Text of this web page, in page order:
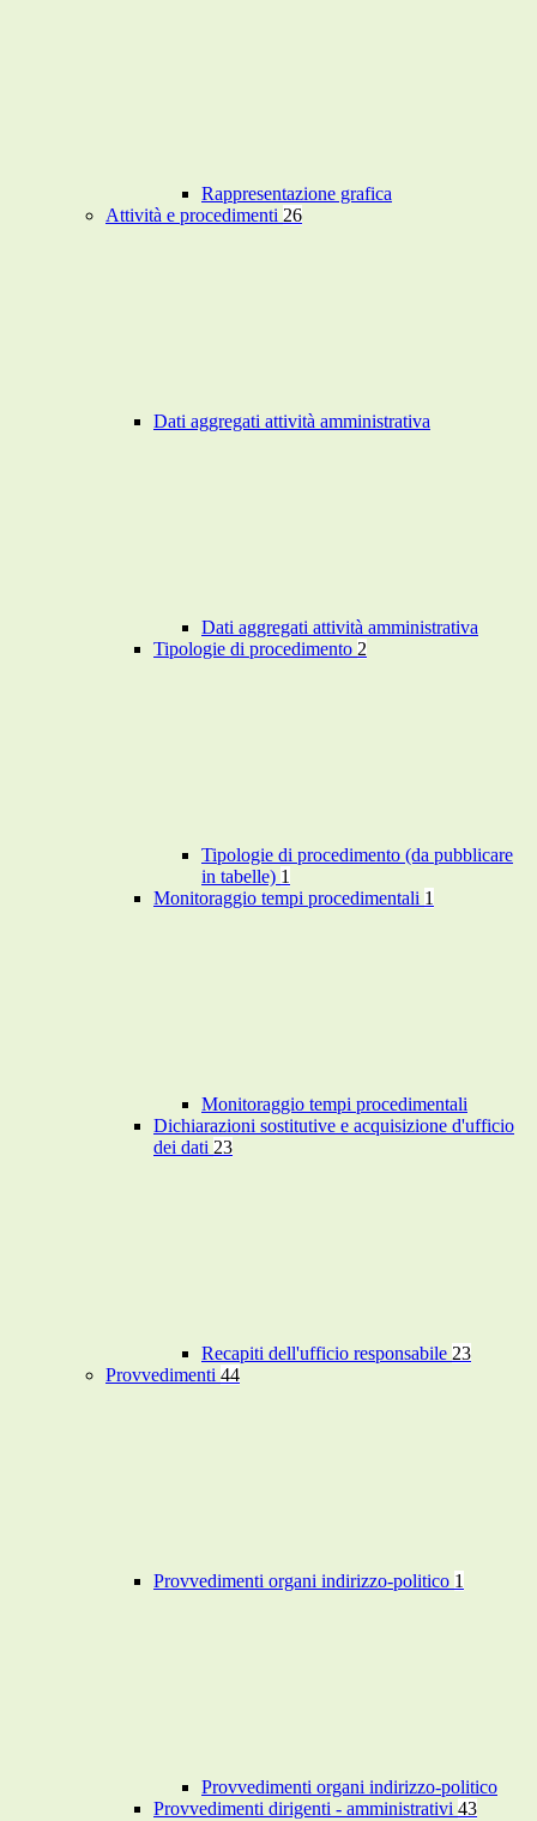
Rappresentazione grafica
Attività e procedimenti 26
Dati aggregati attività amministrativa
Dati aggregati attività amministrativa
Tipologie di procedimento 2
Tipologie di procedimento (da pubblicare
in tabelle) 1
Monitoraggio tempi procedimentali 1
Monitoraggio tempi procedimentali
Dichiarazioni sostitutive e acquisizione d'ufficio
dei dati 23
Recapiti dell'ufficio responsabile 23
Provvedimenti 44
Provvedimenti organi indirizzo-politico 1
Provvedimenti organi indirizzo-politico
Provvedimenti dirigenti - amministrativi 43